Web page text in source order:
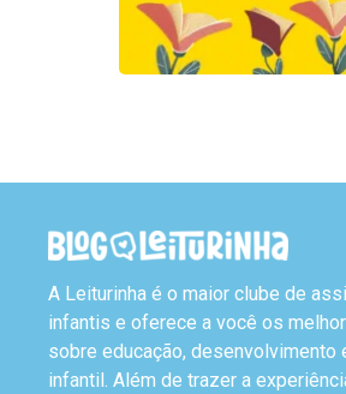
A Leiturinha é o maior clube de
infantis e oferece a você os
sobre educação, desenvolvimento
infantil. Além de trazer a